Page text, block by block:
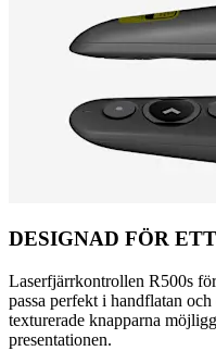
DESIGNAD FÖR
Laserfjärrkontrollen R500s
passa perfekt i handflatan
texturerade knapparna
presentationen.